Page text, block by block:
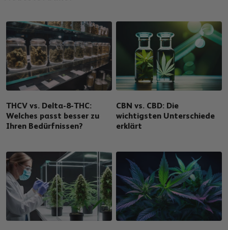
THCV vs. Delta-8-THC:
Welches passt besser zu
Ihren Bedürfnissen?
CBN vs. CBD: Die
wichtigsten Unterschiede
erklärt